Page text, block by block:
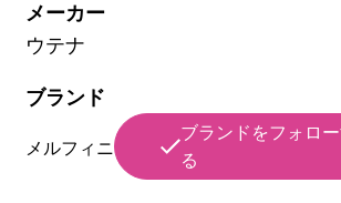
メーカー
ウテナ
ブランド
メルフィニ
ブランドをフォロ
る